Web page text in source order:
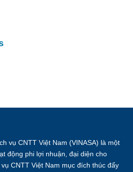
vụ CNTT Việt Nam (VINASA) là một
động phi lợi nhuận, đại diện cho
CNTT Việt Nam mục đích thúc đẩy